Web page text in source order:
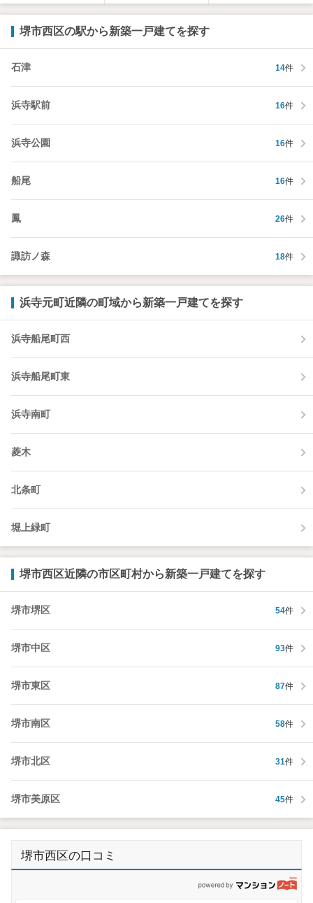
堺市西区の駅から新築一戸建てを探す
石津 14件
浜寺駅前 16件
浜寺公園 16件
船尾 16件
鳳 26件
諏訪ノ森 18件
浜寺元町近隣の町域から新築一戸建てを探す
浜寺船尾町西
浜寺船尾町東
浜寺南町
菱木
北条町
堀上緑町
堺市西区近隣の市区町村から新築一戸建てを探す
堺市堺区 54件
堺市中区 93件
堺市東区 87件
堺市南区 58件
堺市北区 31件
堺市美原区 45件
堺市西区の口コミ